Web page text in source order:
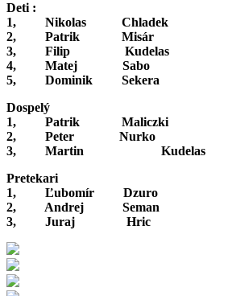
Deti :
1, Nikolas Chladek 2
2, Patrik Misár 1
3, Filip Kudelas 1
4, Matej Sabo 1
5, Dominik Sekera 1
Dospelý
1, Patrik Maliczki 15
2, Peter Nurko 6
3, Martin Kudelas
Pretekari
1, Ľubomír Dzuro 4
2, Andrej Seman 1
3, Juraj Hric 1